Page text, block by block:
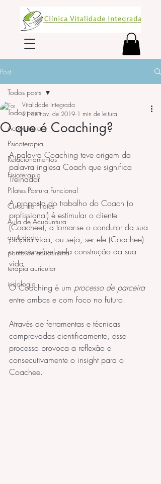
Post
Todos posts
Acupuntura
Psicoterapia
Relacionamentos
Fisioterapia
Pilates Postura Funcional
Curso de Pilates
Aula de Acupuntura
ansiedade
ponto de acupuntura
terapia auricular
iridologia
Todos posts
O que é Coaching?
Vitalidade Integrada
21 de nov. de 2019 1 min de leitura
A palavra Coaching teve origem da
palavra inglesa Coach que significa
Treinador.
A proposta do trabalho do Coach (o
profissional) é estimular o cliente
(Coachee), a tornar-se o condutor da sua
própria vida, ou seja, ser ele (Coachee)
o responsável pela construção da sua
vida.
O Coaching é um processo de parceira
entre ambos e com foco no futuro.
Através de ferramentas e técnicas
comprovadas cientificamente, esse
processo provoca a reflexão e
consecutivamente o insight para o
Coachee.